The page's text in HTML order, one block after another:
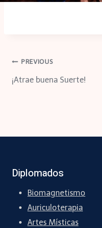
PREVIOUS
¡Atrae buena Suerte!
Diplomados
Biomagnetismo
Auriculoterapia
Artes Místicas